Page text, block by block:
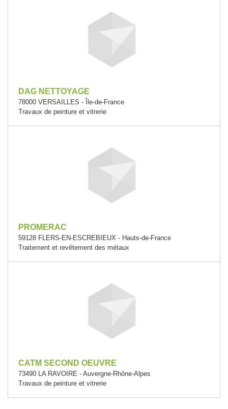
DAG NETTOYAGE
78000 VERSAILLES - Île-de-France
Travaux de peinture et vitrerie
PROMERAC
59128 FLERS-EN-ESCREBIEUX - Hauts-de-France
Traitement et revêtement des métaux
CATM SECOND OEUVRE
73490 LA RAVOIRE - Auvergne-Rhône-Alpes
Travaux de peinture et vitrerie